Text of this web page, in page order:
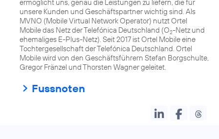
ermöglicht uns, genau die Leistungen zu liefern, die für
unsere Kunden und Geschäftspartner wichtig sind. Als
MVNO (Mobile Virtual Network Operator) nutzt Ortel
Mobile das Netz der Telefónica Deutschland (O2-Netz und
ehemaliges E-Plus-Netz). Seit 2017 ist Ortel Mobile eine
Tochtergesellschaft der Telefónica Deutschland. Ortel
Mobile wird von den Geschäftsführern Stefan Borgschulte,
Gregor Fränzel und Thorsten Wagner geleitet.
Fussnoten